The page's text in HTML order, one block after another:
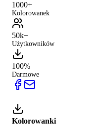
1000+
Kolorowanek
50k+
Użytkowników
100%
Darmowe
Kolorowanki